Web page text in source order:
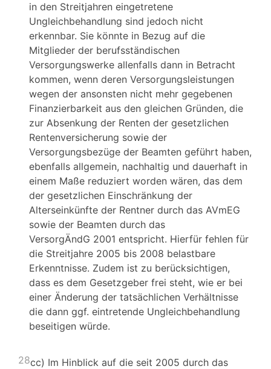
in den Streitjahren eingetretene
Ungleichbehandlung sind jedoch nicht
erkennbar. Sie könnte in Bezug auf die
Mitglieder der berufsständischen
Versorgungswerke allenfalls dann in Betracht
kommen, wenn deren Versorgungsleistungen
wegen der ansonsten nicht mehr gegebenen
Finanzierbarkeit aus den gleichen Gründen, die
zur Absenkung der Renten der gesetzlichen
Rentenversicherung sowie der
Versorgungsbezüge der Beamten geführt haben,
ebenfalls allgemein, nachhaltig und dauerhaft in
einem Maße reduziert worden wären, das dem
der gesetzlichen Einschränkung der
Alterseinkünfte der Rentner durch das AVmEG
sowie der Beamten durch das
VersorgÄndG 2001 entspricht. Hierfür fehlen für
die Streitjahre 2005 bis 2008 belastbare
Erkenntnisse. Zudem ist zu berücksichtigen,
dass es dem Gesetzgeber frei steht, wie er bei
einer Änderung der tatsächlichen Verhältnisse
die dann ggf. eintretende Ungleichbehandlung
beseitigen würde.
28cc) Im Hinblick auf die seit 2005 durch das